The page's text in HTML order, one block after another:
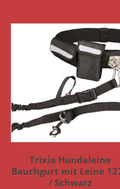
Trixie Hundeleine
Bauchgurt mit Leine
/ Schwarz